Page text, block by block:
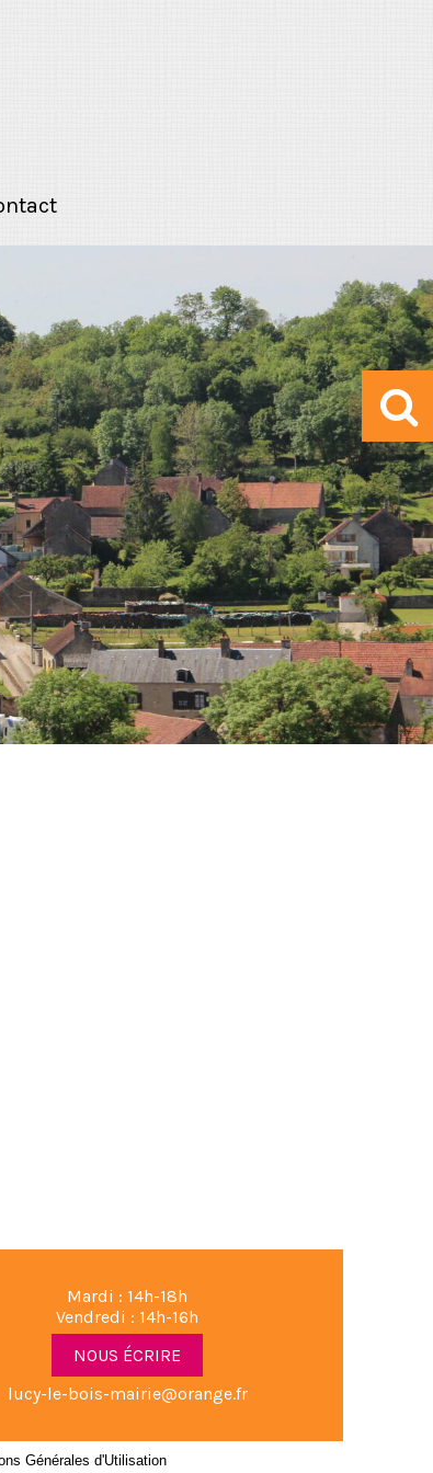
Mardi : 14h-18h
Vendredi : 14h-16h
NOUS ÉCRIRE
lucy-le-bois-mairie@orange.fr
Générales d'Utilisation